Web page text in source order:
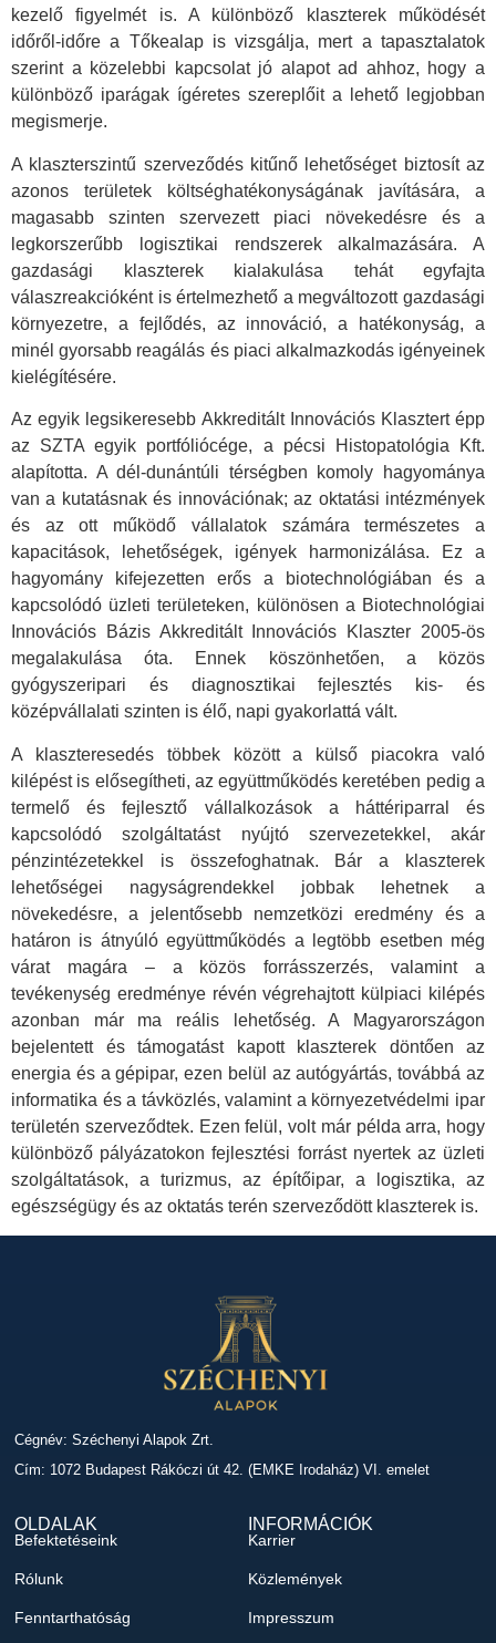
kezelő figyelmét is. A különböző klaszterek működését
időről-időre a Tőkealap is vizsgálja, mert a tapasztalatok
szerint a közelebbi kapcsolat jó alapot ad ahhoz, hogy a
különböző iparágak ígéretes szereplőit a lehető legjobban
megismerje.
A klaszterszintű szerveződés kitűnő lehetőséget biztosít az
azonos területek költséghatékonyságának javítására, a
magasabb szinten szervezett piaci növekedésre és a
legkorszerűbb logisztikai rendszerek alkalmazására. A
gazdasági klaszterek kialakulása tehát egyfajta
válaszreakcióként is értelmezhető a megváltozott gazdasági
környezetre, a fejlődés, az innováció, a hatékonyság, a
minél gyorsabb reagálás és piaci alkalmazkodás igényeinek
kielégítésére.
Az egyik legsikeresebb Akkreditált Innovációs Klasztert épp
az SZTA egyik portfóliócége, a pécsi Histopatológia Kft.
alapította. A dél-dunántúli térségben komoly hagyománya
van a kutatásnak és innovációnak; az oktatási intézmények
és az ott működő vállalatok számára természetes a
kapacitások, lehetőségek, igények harmonizálása. Ez a
hagyomány kifejezetten erős a biotechnológiában és a
kapcsolódó üzleti területeken, különösen a Biotechnológiai
Innovációs Bázis Akkreditált Innovációs Klaszter 2005-ös
megalakulása óta. Ennek köszönhetően, a közös
gyógyszeripari és diagnosztikai fejlesztés kis- és
középvállalati szinten is élő, napi gyakorlattá vált.
A klaszteresedés többek között a külső piacokra való
kilépést is elősegítheti, az együttműködés keretében pedig a
termelő és fejlesztő vállalkozások a háttériparral és
kapcsolódó szolgáltatást nyújtó szervezetekkel, akár
pénzintézetekkel is összefoghatnak. Bár a klaszterek
lehetőségei nagyságrendekkel jobbak lehetnek a
növekedésre, a jelentősebb nemzetközi eredmény és a
határon is átnyúló együttműködés a legtöbb esetben még
várat magára – a közös forrásszerzés, valamint a
tevékenység eredménye révén végrehajtott külpiaci kilépés
azonban már ma reális lehetőség. A Magyarországon
bejelentett és támogatást kapott klaszterek döntően az
energia és a gépipar, ezen belül az autógyártás, továbbá az
informatika és a távközlés, valamint a környezetvédelmi ipar
területén szerveződtek. Ezen felül, volt már példa arra, hogy
különböző pályázatokon fejlesztési forrást nyertek az üzleti
szolgáltatások, a turizmus, az építőipar, a logisztika, az
egészségügy és az oktatás terén szerveződött klaszterek is.
Cégnév: Széchenyi Alapok Zrt.
Cím: 1072 Budapest Rákóczi út 42. (EMKE Irodaház) VI. emelet
OLDALAK
Befektetéseink
Rólunk
Fenntarthatóság
INFORMÁCIÓK
Karrier
Közlemények
Impresszum